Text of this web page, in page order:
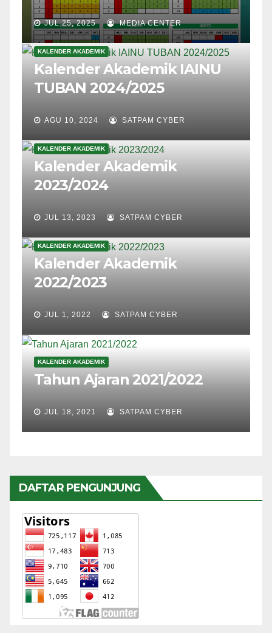
JUL 25, 2025 MEDIA CENTER
KALENDER AKADEMIK
Kalender Akademik IAINU
TUBAN 2024/2025
AGU 10, 2024 SATPAM CYBER
KALENDER AKADEMIK
Kalender Akademik
2023/2024
JUL 13, 2023 SATPAM CYBER
KALENDER AKADEMIK
Kalender Akademik
2022/2023
JUL 1, 2022 SATPAM CYBER
KALENDER AKADEMIK
Tahun Ajaran 2021/2022
JUL 18, 2021 SATPAM CYBER
DAFTAR PENGUNJUNG